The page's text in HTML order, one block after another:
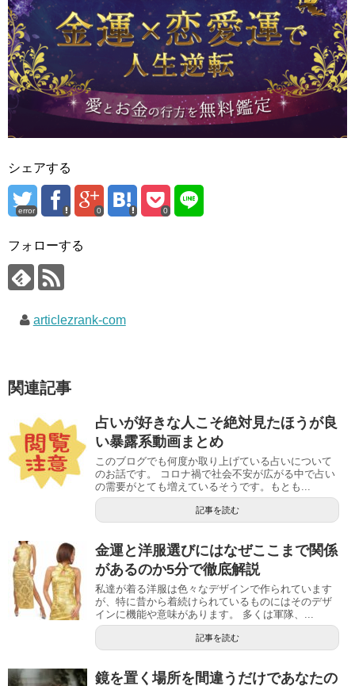
シェアする
error 0 0
フォローする
articlezrank-com
関連記事
占いが好きな人こそ絶対見たほうが良
い暴露系動画まとめ
このブログでも何度か取り上げている占いについて
のお話です。 コロナ禍で社会不安が広がる中で占い
の需要がとても増えているそうです。もとも...
記事を読む
金運と洋服選びにはなぜここまで関係
があるのか5分で徹底解説
私達が着る洋服は色々なデザインで作られています
が、特に昔から着続けられているものにはそのデザ
インに機能や意味があります。 多くは軍隊、...
記事を読む
鏡を置く場所を間違うだけであなたの